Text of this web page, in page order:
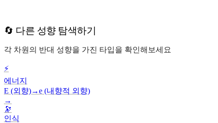
🔄 다른 성향 탐색하기
각 차원의 반대 성향을 가진 타입을 확인해보세요
⚡
에너지
E (외향)→e (내향적 외향)
→
🔭
인식